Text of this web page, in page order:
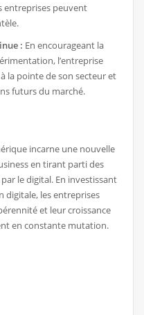
entreprises peuvent
: En encourageant la
l’entreprise
la pointe de son secteur et
futurs du marché.
incarne une nouvelle
en tirant parti des
le digital. En investissant
digitale, les entreprises
et leur croissance
en constante mutation.